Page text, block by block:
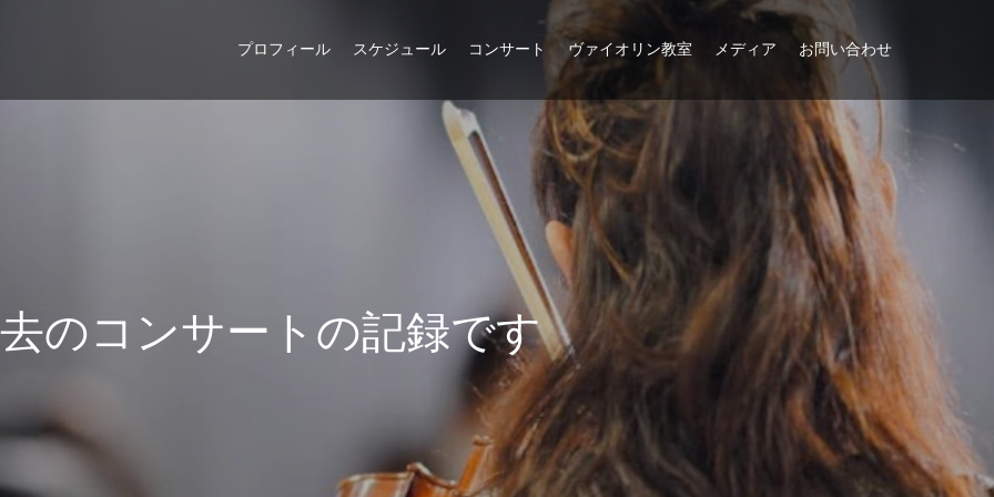
プロフィール スケジュール コンサート ヴァイオリン教室 メディア お問い合わせ
去のコ ンサー ト の記録です